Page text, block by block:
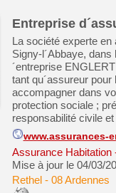
Entreprise
La société experte
Signy-l´Abbaye,
´entreprise
tant qu´assureur
accompagner dans
protection sociale ;
responsabilité civile
www.assurances-
Assurance
Mise à jour le 04/03/
Rethel- 08 Ardennes